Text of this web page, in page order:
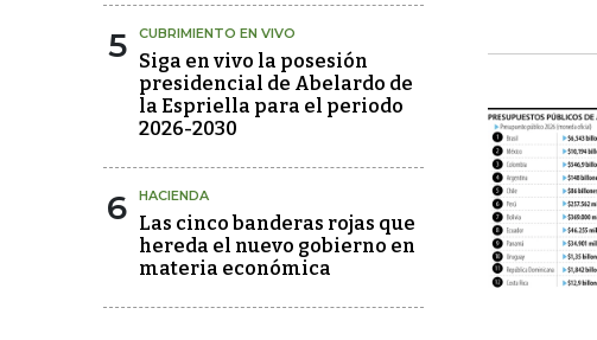
5 CUBRIMIENTO EN VIVO
Siga en vivo la posesión
presidencial de Abelardo de
la Espriella para el periodo
2026-2030
6 HACIENDA
Las cinco banderas rojas que
hereda el nuevo gobierno en
materia económica